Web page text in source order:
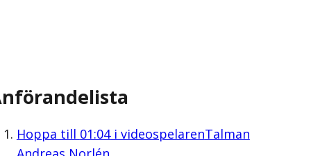
Hoppa till 01:04i videospelarenTalman